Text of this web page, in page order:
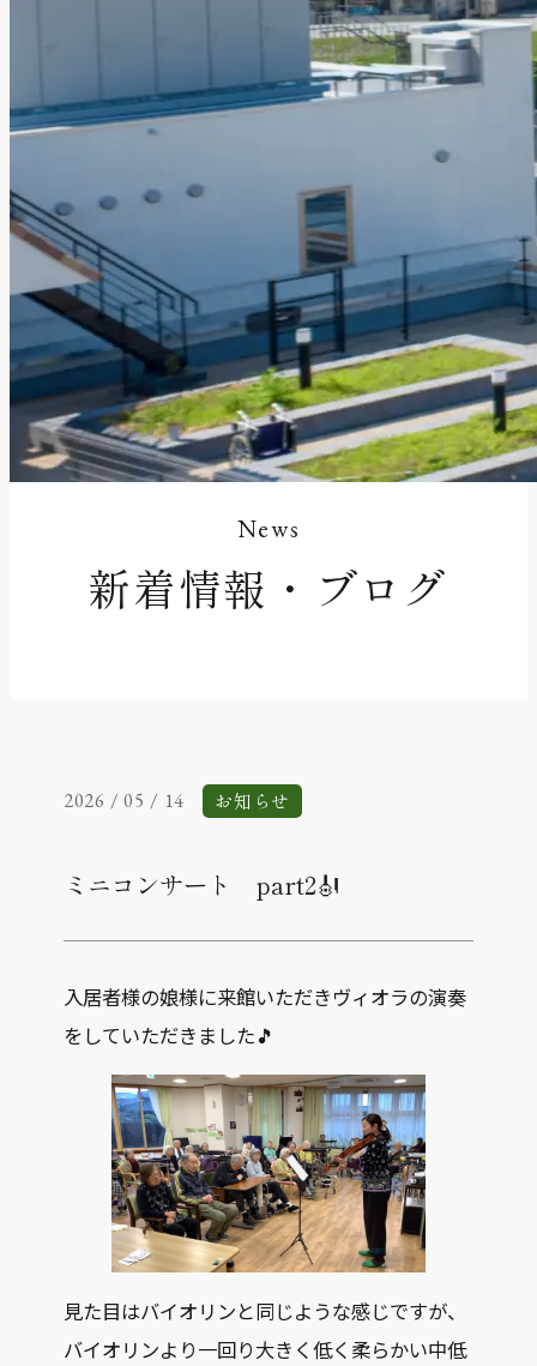
News
新着情報・ブログ
2026 / 05 / 14 お知らせ
ミニコンサート part2🎻
入居者様の娘様に来館いただきヴィオラの演奏
をしていただきました🎵
見た目はバイオリンと同じような感じですが、
バイオリンより一回り大きく低く柔らかい中低